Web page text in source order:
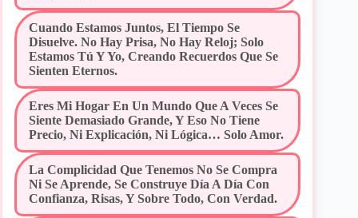
Cuando Estamos Juntos, El Tiempo Se
Disuelve. No Hay Prisa, No Hay Reloj; Solo
Estamos Tú Y Yo, Creando Recuerdos Que Se
Sienten Eternos.
Eres Mi Hogar En Un Mundo Que A Veces Se
Siente Demasiado Grande, Y Eso No Tiene
Precio, Ni Explicación, Ni Lógica… Solo Amor.
La Complicidad Que Tenemos No Se Compra
Ni Se Aprende, Se Construye Día A Día Con
Confianza, Risas, Y Sobre Todo, Con Verdad.